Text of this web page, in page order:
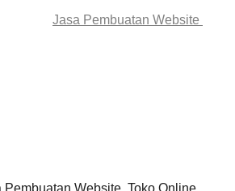
Jasa Pembuatan Website
Pembuatan Website, Toko Online,